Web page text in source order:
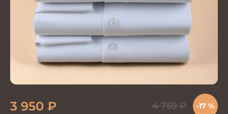
3 950 ₽ 4 759₽ -17 %